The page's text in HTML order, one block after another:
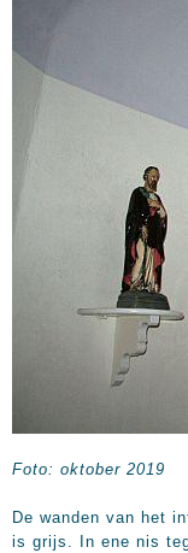
Foto: oktober 2019
De wanden van het
is grijs. In ene nis